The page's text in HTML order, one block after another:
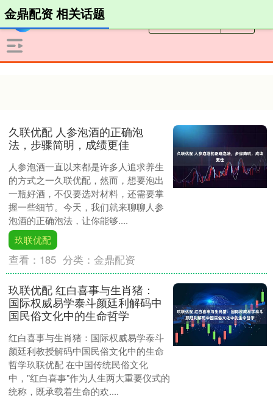
金鼎配资 相关话题
久联优配 人参泡酒的正确泡
法，步骤简明，成绩更佳
人参泡酒一直以来都是许多人追求养生
的方式之一久联优配，然而，想要泡出
一瓶好酒，不仅要选对材料，还需要掌
握一些细节。今天，我们就来聊聊人参
泡酒的正确泡法，让你能够....
玖联优配
查看： 185 分类：金鼎配资
玖联优配 红白喜事与生肖猪：
国际权威易学泰斗颜廷利解码中
国民俗文化中的生命哲学
红白喜事与生肖猪：国际权威易学泰斗
颜廷利教授解码中国民俗文化中的生命
哲学玖联优配 在中国传统民俗文化
中，"红白喜事"作为人生两大重要仪式的
统称，既承载着生命的欢....